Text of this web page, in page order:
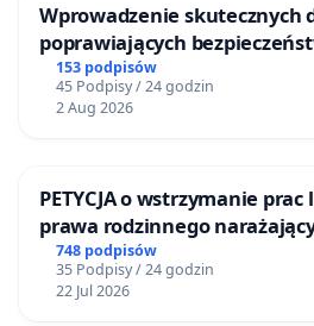
Wprowadzenie skutecznych
poprawiających
Żeromskiego w Otwocku
153 podpisów
45 Podpisy / 24 godzin
2 Aug 2026
PETYCJA o wstrzymanie
prawa
748 podpisów
35 Podpisy / 24 godzin
22 Jul 2026